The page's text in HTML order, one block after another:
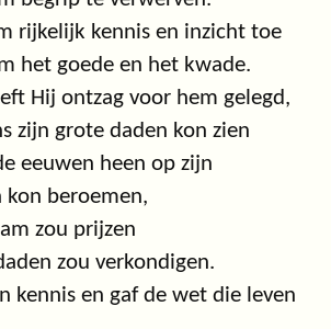
rijkelijk kennis en inzicht toe
het goede en het kwade.
Hij ontzag voor hem gelegd,
zijn grote daden kon zien
eeuwen heen op zijn
beroemen,
zou prijzen
zou verkondigen.
kennis en gaf de wet die leven